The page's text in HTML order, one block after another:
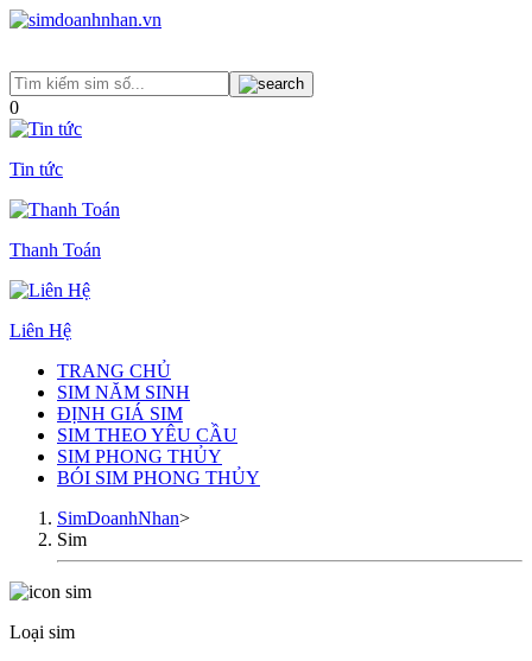
0
Tin tức
Thanh Toán
Liên Hệ
TRANG CHỦ
SIM NĂM SINH
ĐỊNH GIÁ SIM
SIM THEO YÊU CẦU
SIM PHONG THỦY
BÓI SIM PHONG THỦY
SimDoanhNhan>
Sim
Loại sim